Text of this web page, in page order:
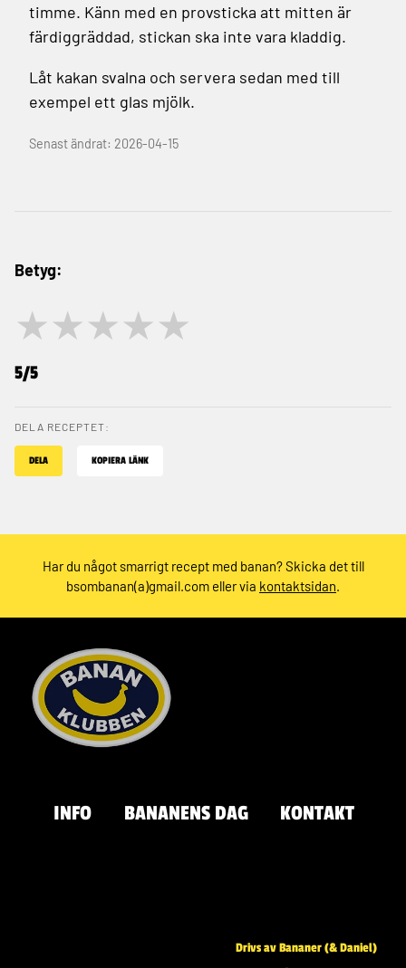
timme. Känn med en provsticka att mitten är
färdiggräddad, stickan ska inte vara kladdig.
Låt kakan svalna och servera sedan med till
exempel ett glas mjölk.
Senast ändrat: 2026-04-15
Betyg:
★
★
★
★
★
5/5
DELA RECEPTET:
DELA KOPIERA LÄNK
Har du något smarrigt recept med banan? Skicka det till
bsombanan(a)gmail.com eller via kontaktsidan.
INFO BANANENS DAG KONTAKT
Drivs av Bananer (& Daniel)